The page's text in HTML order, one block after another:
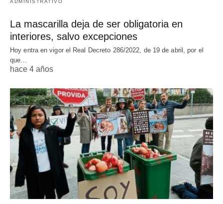
ADMINISTRATIVO
La mascarilla deja de ser obligatoria en
interiores, salvo excepciones
Hoy entra en vigor el Real Decreto 286/2022, de 19 de abril, por el
que…
hace 4 años